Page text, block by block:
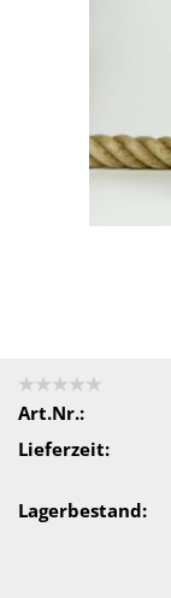
Art.Nr.:
Lieferzeit:
Lagerbestand: